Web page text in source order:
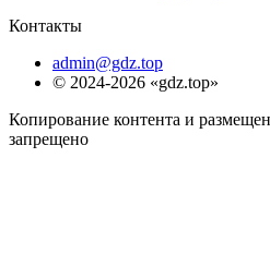
Контакты
admin@gdz.top
© 2024-2026 «gdz.top»
Копирование контента и
запрещено